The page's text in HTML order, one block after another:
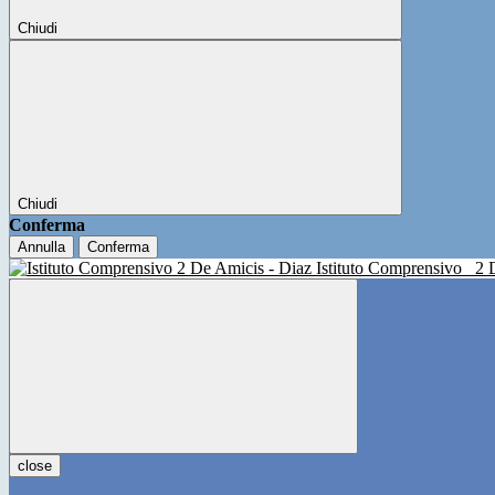
Chiudi
Chiudi
Conferma
Annulla Conferma
Istituto Comprensivo 2
close